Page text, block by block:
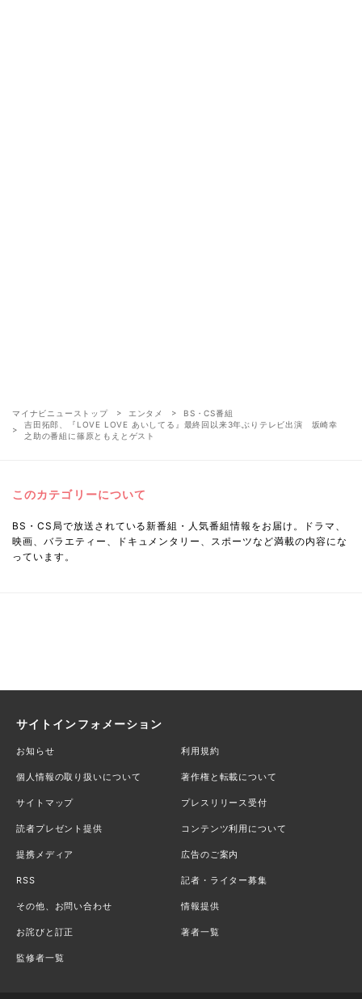
マイナビニューストップ エンタメ
BS・CS番組
吉田拓郎、『LOVE LOVE あいしてる』最終回以来3年ぶりテレビ出演 坂崎幸
之助の番組に篠原ともえとゲスト
このカテゴリーについて
BS・CS局で放送されている新番組・人気番組情報をお届け。ドラマ、
映画、バラエティー、ドキュメンタリー、スポーツなど満載の内容にな
っています。
サイトインフォメーション
お知らせ 利用規約
個人情報の取り扱いについて 著作権と転載について
サイトマップ プレスリリース受付
読者プレゼント提供 コンテンツ利用について
提携メディア 広告のご案内
RSS 記者・ライター募集
その他、お問い合わせ 情報提供
お詫びと訂正 著者一覧
監修者一覧